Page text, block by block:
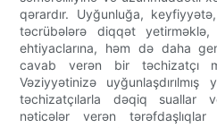
qərardır. Uyğunluğa,
təcrübələrə diqqət
ehtiyaclarına, həm də daha
cavab verən bir təchizatçı
Vəziyyətinizə uyğunlaşdırılmış
təchizatçılarla dəqiq suallar
nəticələr verən tərəfdaşlıqlar